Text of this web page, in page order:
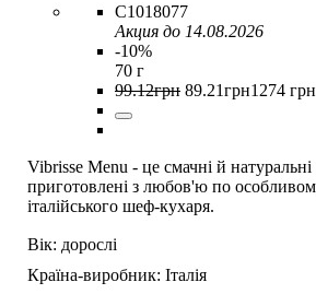
C1018077
Акция до 14.08.2026
-10%
70 г
99.12грн 89.21грн1274
Vibrisse Menu - це смачні й натуральні
приготовлені з любов'ю по
італійського шеф-кухаря.
Вік: дорослі
Країна-виробник: Італія